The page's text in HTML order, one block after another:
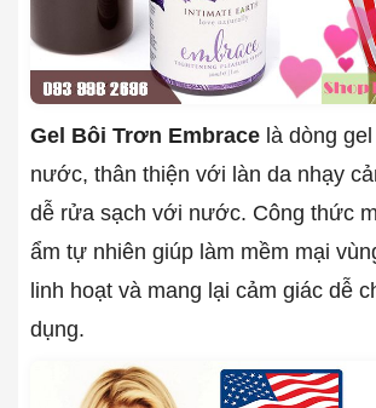
Gel Bôi Trơn Embrace là dòng
nước, thân thiện với làn da nhạy
dễ rửa sạch với nước. Công thức
ẩm tự nhiên giúp làm mềm mại
linh hoạt và mang lại cảm giác dễ
dụng.